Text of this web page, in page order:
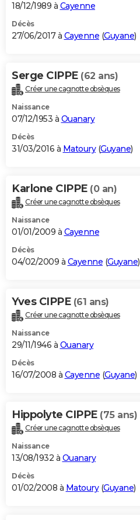
18/12/1989 à Cayenne
Décès
27/06/2017 à Cayenne (Guyane)
Serge CIPPE (62 ans)
Créer une cagnotte obsèques
Naissance
07/12/1953 à Ouanary
Décès
31/03/2016 à Matoury(Guyane)
Karlone CIPPE (0 an)
Créer une cagnotte obsèques
Naissance
01/01/2009 à Cayenne
Décès
04/02/2009 à Cayenne (Guyane)
Yves CIPPE (61 ans)
Créer une cagnotte obsèques
Naissance
29/11/1946 à Ouanary
Décès
16/07/2008 à Cayenne (Guyane)
Hippolyte CIPPE (75 ans)
Créer une cagnotte obsèques
Naissance
13/08/1932 à Ouanary
Décès
01/02/2008 à Matoury(Guyane)